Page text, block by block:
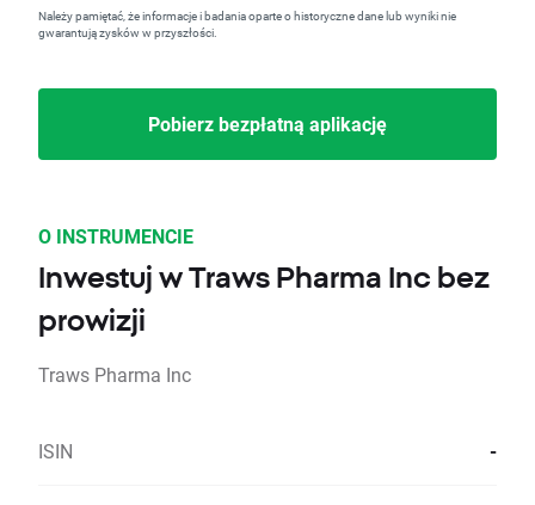
Należy pamiętać, że informacje i badania oparte o historyczne dane lub wyniki nie
gwarantują zysków w przyszłości.
Pobierz bezpłatną aplikację
O INSTRUMENCIE
Inwestuj w Traws Pharma Inc bez
prowizji
Traws Pharma Inc
ISIN -